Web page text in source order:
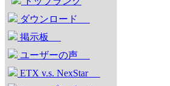
ダウンロード
掲示板
ユーザーの声
ETX v.s. NexStar